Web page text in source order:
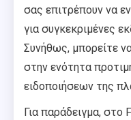
σας επιτρέπουν να
για συγκεκριμένες
Συνήθως, μπορείτε
στην ενότητα
ειδοποιήσεων της
Για παράδειγμα, στο